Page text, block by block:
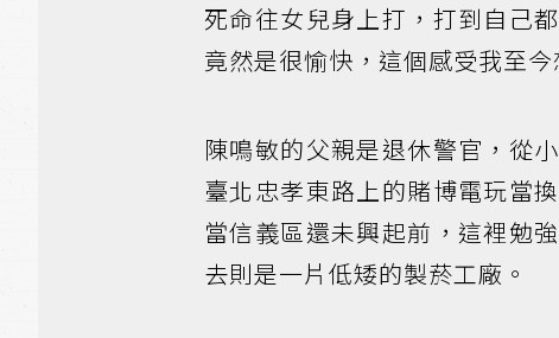
死命往女兒身上打，打到自己
竟然是很愉快，這個感受我至
陳鳴敏的父親是退休警官，從
臺北忠孝東路上的賭博電玩當
當信義區還未興起前，這裡勉
去則是一片低矮的製菸工廠。